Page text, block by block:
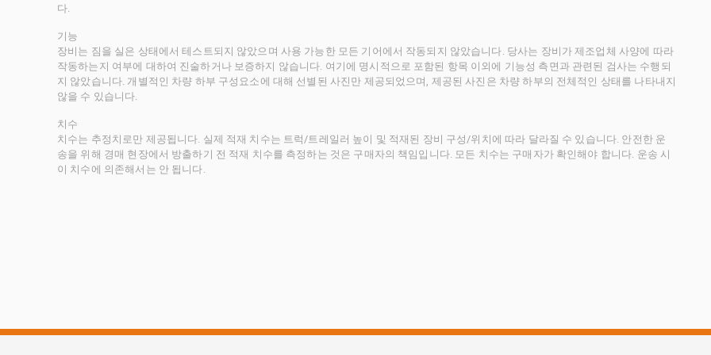
다.
기능
장비는 짐을 실은 상태에서 테스트되지 않았으며 사용 가능한 모든 기어에서 작동되지 않았습니다. 당사는 장비가 제조업체 사양에 따라
작동하는지 여부에 대하여 진술하거나 보증하지 않습니다. 여기에 명시적으로 포함된 항목 이외에 기능성 측면과 관련된 검사는 수행되
지 않았습니다. 개별적인 차량 하부 구성요소에 대해 선별된 사진만 제공되었으며, 제공된 사진은 차량 하부의 전체적인 상태를 나타내지
않을 수 있습니다.
치수
치수는 추정치로만 제공됩니다. 실제 적재 치수는 트럭/트레일러 높이 및 적재된 장비 구성/위치에 따라 달라질 수 있습니다. 안전한 운
송을 위해 경매 현장에서 방출하기 전 적재 치수를 측정하는 것은 구매자의 책임입니다. 모든 치수는 구매자가 확인해야 합니다. 운송 시
이 치수에 의존해서는 안 됩니다.